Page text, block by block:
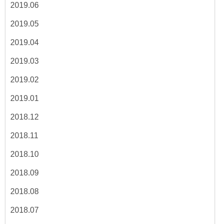
2019.06
2019.05
2019.04
2019.03
2019.02
2019.01
2018.12
2018.11
2018.10
2018.09
2018.08
2018.07